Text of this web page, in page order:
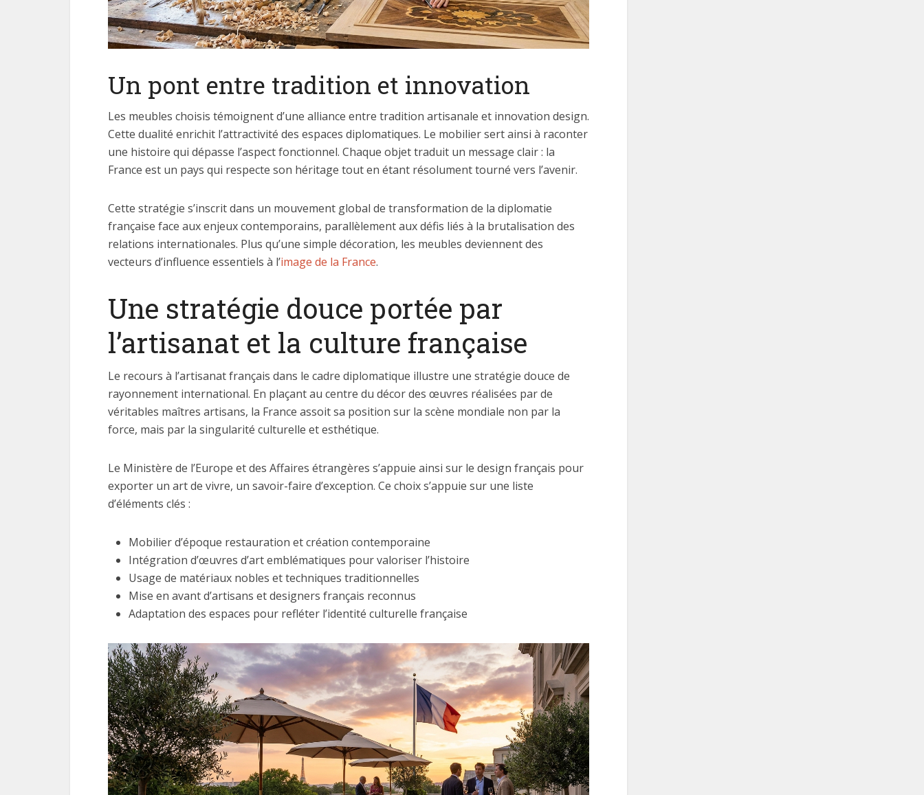
Un pont entre tradition et innovation
Les meubles choisis témoignent d’une alliance entre tradition artisanale et innovation design.
Cette dualité enrichit l’attractivité des espaces diplomatiques. Le mobilier sert ainsi à raconter
une histoire qui dépasse l’aspect fonctionnel. Chaque objet traduit un message clair : la
France est un pays qui respecte son héritage tout en étant résolument tourné vers l’avenir.
Cette stratégie s’inscrit dans un mouvement global de transformation de la diplomatie
française face aux enjeux contemporains, parallèlement aux défis liés à la brutalisation des
relations internationales. Plus qu’une simple décoration, les meubles deviennent des
vecteurs d’influence essentiels à l’image de la France.
Une stratégie douce portée par
l’artisanat et la culture française
Le recours à l’artisanat français dans le cadre diplomatique illustre une stratégie douce de
rayonnement international. En plaçant au centre du décor des œuvres réalisées par de
véritables maîtres artisans, la France assoit sa position sur la scène mondiale non par la
force, mais par la singularité culturelle et esthétique.
Le Ministère de l’Europe et des Affaires étrangères s’appuie ainsi sur le design français pour
exporter un art de vivre, un savoir-faire d’exception. Ce choix s’appuie sur une liste
d’éléments clés :
Mobilier d’époque restauration et création contemporaine
Intégration d’œuvres d’art emblématiques pour valoriser l’histoire
Usage de matériaux nobles et techniques traditionnelles
Mise en avant d’artisans et designers français reconnus
Adaptation des espaces pour refléter l’identité culturelle française